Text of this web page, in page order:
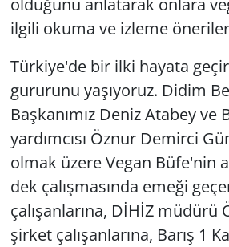
olduğunu anlatarak onlara
ilgili okuma ve izleme
Türkiye'de bir ilki hayata
gururunu yaşıyoruz. Didim
Başkanımız Deniz Atabey ve
yardımcısı Öznur Demirci
olmak üzere Vegan Büfe'nin
dek çalışmasında emeği
çalışanlarına, DİHİZ müdürü
şirket çalışanlarına, Barış 1